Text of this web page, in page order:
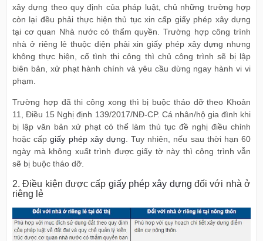
xây dựng theo quy định của pháp luật, chủ những trường hợp
còn lại đều phải thực hiện thủ tục xin cấp giấy phép xây dựng
tại cơ quan Nhà nước có thẩm quyền. Trường hợp công trình
nhà ở riêng lẻ thuộc diện phải xin giấy phép xây dựng nhưng
không thực hiện, cố tình thi công thì chủ công trình sẽ bị lập
biên bản, xử phạt hành chính và yêu cầu dừng ngay hành vi vi
phạm.
Trường hợp đã thi công xong thì bị buộc tháo dỡ theo Khoản
11, Điều 15 Nghị định 139/2017/NĐ-CP. Cá nhân/hộ gia đình khi
bị lập văn bản xử phạt có thể làm thủ tục đề nghị điều chỉnh
hoặc cấpgiấy phép xây dựng . Tuy nhiên, nếu sau thời hạn 60
ngày mà không xuất trình được giấy tờ này thì công trình vẫn
sẽ bị buộc tháo dỡ.
2. Điều kiện được cấp giấy phép xây dựng đối với nhà ở
riêng lẻ